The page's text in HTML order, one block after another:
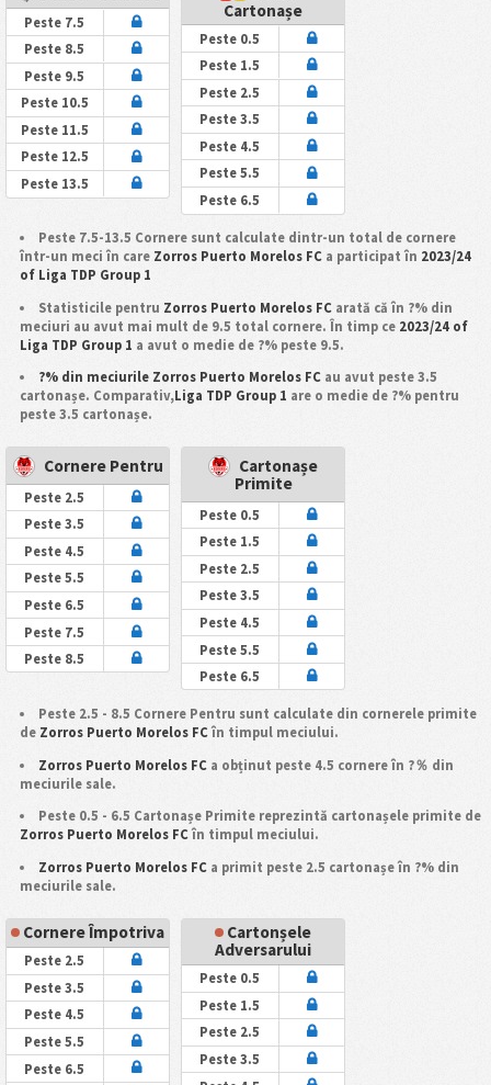
Peste 7.5
Peste 8.5
Peste 9.5
Peste 10.5
Peste 11.5
Peste 12.5
Peste 13.5
Cartonașe
Peste 0.5
Peste 1.5
Peste 2.5
Peste 3.5
Peste 4.5
Peste 5.5
Peste 6.5
Peste 7.5-13.5 Cornere sunt calculate dintr-un total de cornere
într-un meci în care Zorros Puerto Morelos FCa participat în 2023/24
of Liga TDP Group 1
Statisticile pentru Zorros Puerto Morelos FC arată că în ?% din
meciuri au avut mai mult de 9.5 total cornere. În timp ce 2023/24 of
Liga TDP Group 1 a avut o medie de ?% peste 9.5.
?% din meciurile Zorros Puerto Morelos FC au avut peste 3.5
cartonașe. Comparativ,Liga TDP Group 1 are o medie de ?% pentru
peste 3.5 cartonașe.
Cornere Pentru
Peste 2.5
Peste 3.5
Peste 4.5
Peste 5.5
Peste 6.5
Peste 7.5
Peste 8.5
Cartonașe
Primite
Peste 0.5
Peste 1.5
Peste 2.5
Peste 3.5
Peste 4.5
Peste 5.5
Peste 6.5
Peste 2.5 - 8.5 Cornere Pentru sunt calculate din cornerele primite
de Zorros Puerto Morelos FCîn timpul meciului.
Zorros Puerto Morelos FC a obținut peste 4.5 cornere în ?％ din
meciurile sale.
Peste 0.5 - 6.5 Cartonașe Primite reprezintă cartonașele primite de
Zorros Puerto Morelos FCîn timpul meciului.
Zorros Puerto Morelos FC a primit peste 2.5 cartonașe în ?% din
meciurile sale.
Cornere Împotriva
Peste 2.5
Peste 3.5
Peste 4.5
Peste 5.5
Peste 6.5
Cartonșele
Adversarului
Peste 0.5
Peste 1.5
Peste 2.5
Peste 3.5